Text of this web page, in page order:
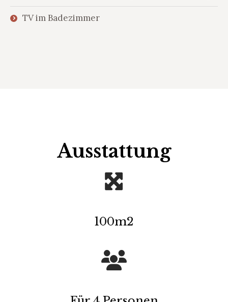
TV im Badezimmer
Ausstattung
100m2